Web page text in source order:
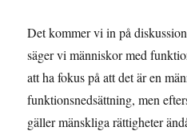
Det kommer vi in på
säger vi människor med
att ha fokus på att det är en
funktionsnedsättning, men
gäller mänskliga rättigheter